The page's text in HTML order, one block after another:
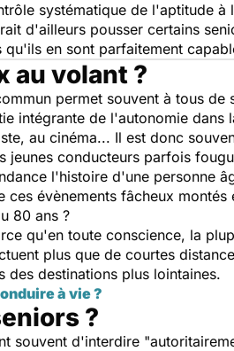
systématique de l'aptitude
d'ailleurs pousser certains
en sont parfaitement
au volant ?
permet souvent à tous
intégrante de l'autonomie dans
au cinéma... Il est donc
jeunes conducteurs parfois
l'histoire d'une personne
évènements fâcheux
80 ans ?
qu'en toute conscience, la
plus que de courtes
destinations plus lointaines.
à vie ?
?
souvent d'interdire